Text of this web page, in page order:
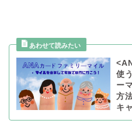
使
ー
方
キ